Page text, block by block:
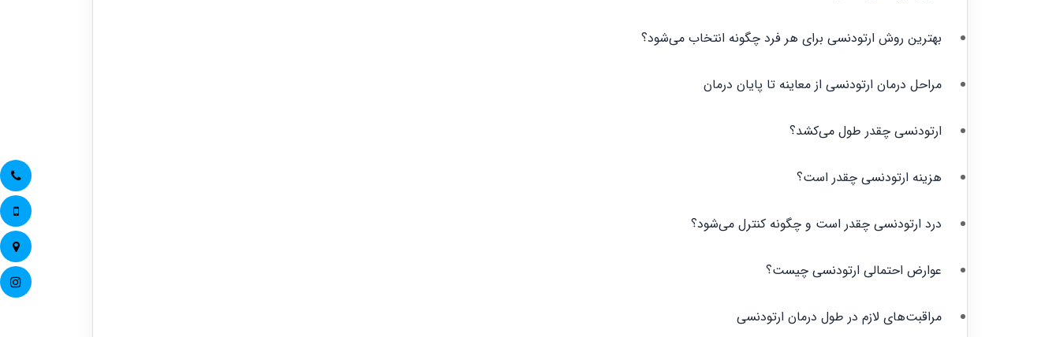
بهترین روش ارتودنسی برای هر فرد چگونه انتخاب می‌شود؟
مراحل درمان ارتودنسی از معاینه تا پایان درمان
ارتودنسی چقدر طول می‌کشد؟
هزینه ارتودنسی چقدر است؟
درد ارتودنسی چقدر است و چگونه کنترل می‌شود؟
عوارض احتمالی ارتودنسی چیست؟
مراقبت‌های لازم در طول درمان ارتودنسی